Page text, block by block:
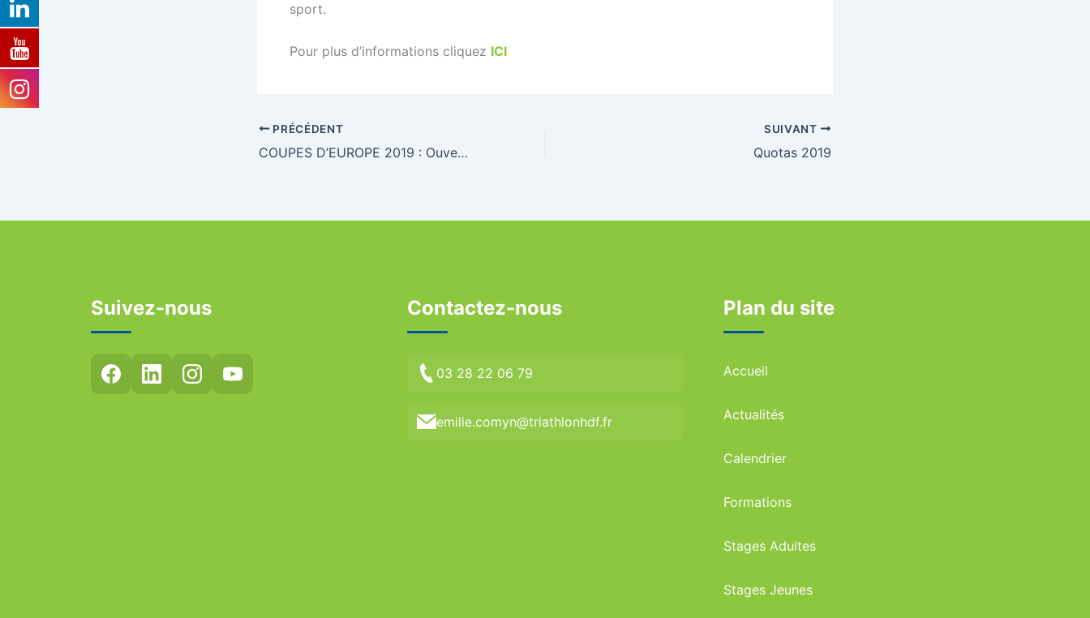
sport.
Pour plus d’informations cliquez ICI
PRÉCÉDENT
COUPES D’EUROPE 2019 : Ouverture de saison en indoor à Liévin
SUIVANT
Quotas 2019
Suivez-nous Contactez-nous
03 28 22 06 79
emilie.comyn@triathlonhdf.fr
Plan du site
Accueil
Actualités
Calendrier
Formations
Stages Adultes
Stages Jeunes